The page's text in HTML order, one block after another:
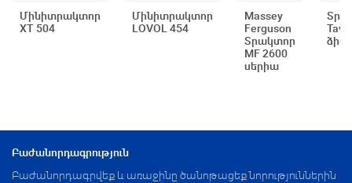
Արագ դիտում
Մինիտրակտոր
XT 504
Արագ դիտում
Մինիտրակտոր
LOVOL 454
Արագ դիտում
Massey
Ferguson
Տրակտոր
MF 2600
սերիա
Բաժանորդագրություն
Բաժանորդագրվեք և առաջինը ծանոթացեք նորություններին